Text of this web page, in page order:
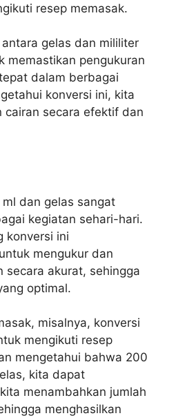
resep memasak.
gelas dan mililiter
memastikan pengukuran
dalam berbagai
konversi ini, kita
cairan secara efektif dan
dan gelas sangat
kegiatan sehari-hari.
konversi ini
mengukur dan
secara akurat, sehingga
optimal.
misalnya, konversi
mengikuti resep
mengetahui bahwa 200
kita dapat
menambahkan jumlah
menghasilkan